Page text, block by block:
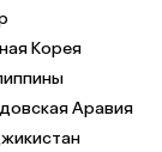
Корея
Аравия